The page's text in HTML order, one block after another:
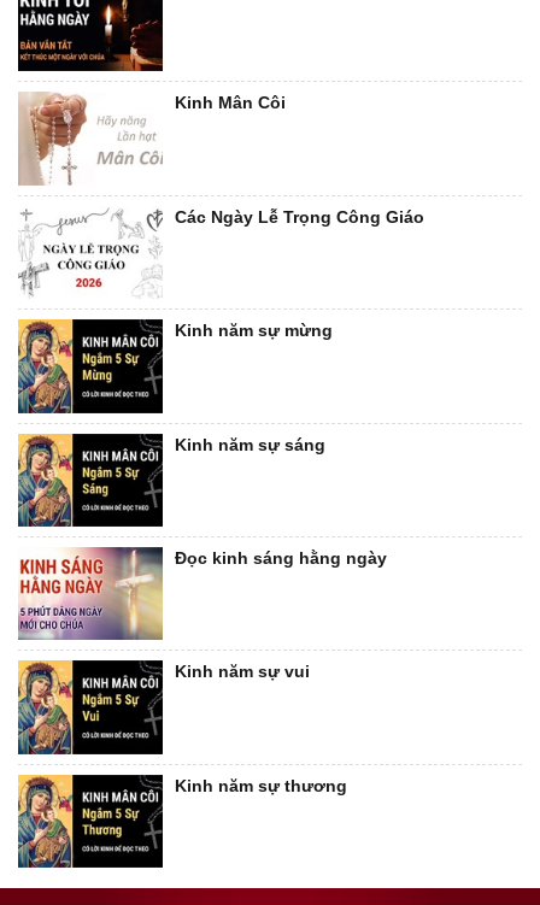
Kinh Mân Côi
Các Ngày Lễ Trọng Công Giáo
Kinh năm sự mừng
Kinh năm sự sáng
Đọc kinh sáng hằng ngày
Kinh năm sự vui
Kinh năm sự thương